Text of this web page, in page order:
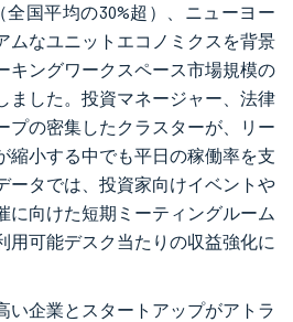
全国平均の30%超）、ニューヨー
ムなユニットエコノミクスを背景
キングワークスペース市場規模の
ました。投資マネージャー、法律
プの密集したクラスターが、リー
縮小する中でも平日の稼働率を支
ータでは、投資家向けイベントや
に向けた短期ミーティングルーム
用可能デスク当たりの収益強化に
い企業とスタートアップがアトラ